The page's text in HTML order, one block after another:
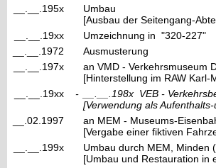
__.__.195x
Umbau
[Ausbau der Seitengang-
__.__.19xx
Umzeichnung in "320-227"
__.__.1972
Ausmusterung
__.__.197x
an VMD - Verkehrsmuseum
[Hinterstellung im RAW Karl-
__.__.19xx
- __.__.198x VEB -
[Verwendung als
__.02.1997
an MEM - Museums-
[Vergabe einer fiktiven
__.__.199x
Umbau durch MEM, Minden
[Umbau und Restauration in